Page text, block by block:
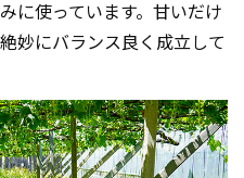
に使っています。甘いだけ
妙にバランス良く成立して